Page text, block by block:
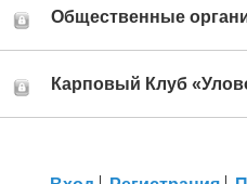
Общественные
Карповый Клуб